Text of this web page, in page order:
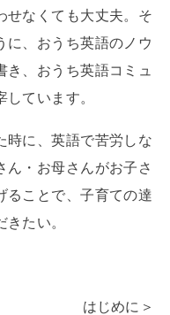
せなくても大丈夫。そ
に、おうち英語のノウ
、おうち英語コミュ
ています。
時に、英語で苦労しな
ん・お母さんがお子さ
ることで、子育ての達
たい。
はじめに＞